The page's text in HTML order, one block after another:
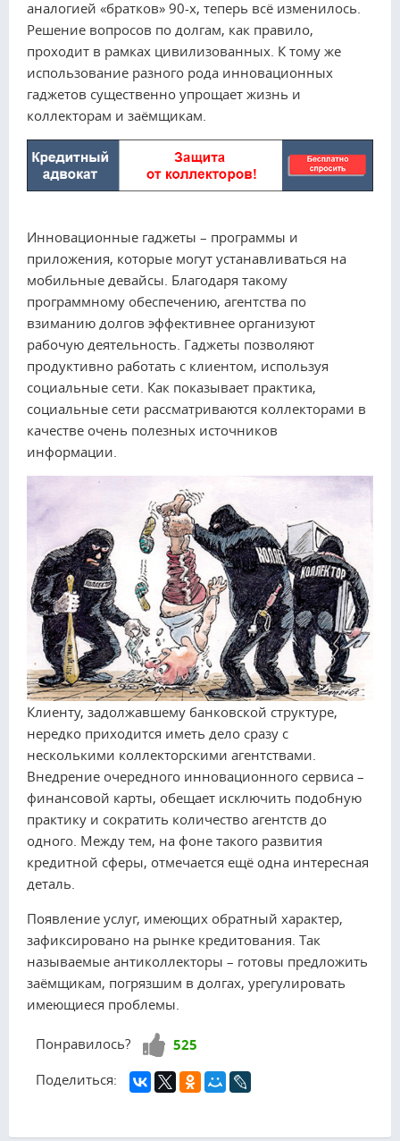
аналогией «братков» 90-х, теперь всё изменилось.
Решение вопросов по долгам, как правило,
проходит в рамках цивилизованных. К тому же
использование разного рода инновационных
гаджетов существенно упрощает жизнь и
коллекторам и заёмщикам.
Инновационные гаджеты – программы и
приложения, которые могут устанавливаться на
мобильные девайсы. Благодаря такому
программному обеспечению, агентства по
взиманию долгов эффективнее организуют
рабочую деятельность. Гаджеты позволяют
продуктивно работать с клиентом, используя
социальные сети. Как показывает практика,
социальные сети рассматриваются коллекторами в
качестве очень полезных источников
информации.
Клиенту, задолжавшему банковской структуре,
нередко приходится иметь дело сразу с
несколькими коллекторскими агентствами.
Внедрение очередного инновационного сервиса –
финансовой карты, обещает исключить подобную
практику и сократить количество агентств до
одного. Между тем, на фоне такого развития
кредитной сферы, отмечается ещё одна интересная
деталь.
Появление услуг, имеющих обратный характер,
зафиксировано на рынке кредитования. Так
называемые антиколлекторы – готовы предложить
заёмщикам, погрязшим в долгах, урегулировать
имеющиеся проблемы.
Понравилось? Нравится!
525
Поделиться: